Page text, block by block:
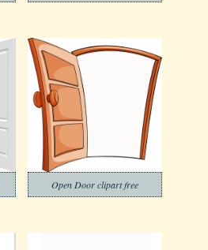
Open Door clipart free